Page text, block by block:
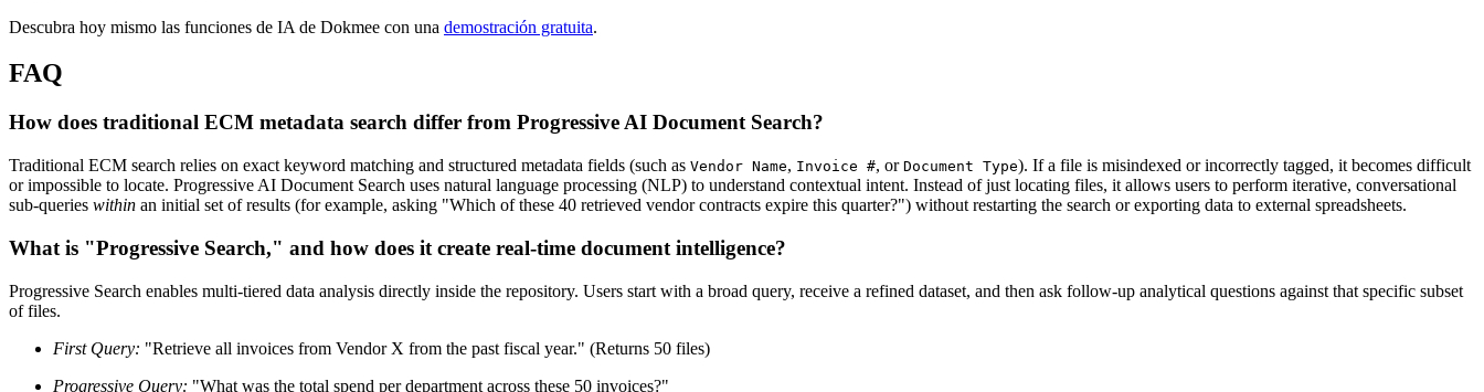
Descubra hoy mismo las funciones de IA de Dokmee con una demostración gratuita.
FAQ
How does traditional ECM metadata search differ from Progressive AI Document Search?
Traditional ECM search relies on exact keyword matching and structured metadata fields (such as Vendor Name, Invoice #, or Document Type). If a file is misindexed or incorrectly tagged, it becomes difficult
or impossible to locate. Progressive AI Document Search uses natural language processing (NLP) to understand contextual intent. Instead of just locating files, it allows users to perform iterative, conversational
sub-queries within an initial set of results (for example, asking "Which of these 40 retrieved vendor contracts expire this quarter?") without restarting the search or exporting data to external spreadsheets.
What is "Progressive Search," and how does it create real-time document intelligence?
Progressive Search enables multi-tiered data analysis directly inside the repository. Users start with a broad query, receive a refined dataset, and then ask follow-up analytical questions against that specific subset
of files.
First Query: "Retrieve all invoices from Vendor X from the past fiscal year." (Returns 50 files)
Progressive Query: "What was the total spend per department across these 50 invoices?"